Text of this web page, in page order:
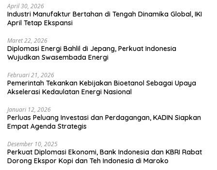
April 30, 2026
Industri Manufaktur Bertahan di Tengah Dinamika Global, IKI
April Tetap Ekspansi
Maret 22, 2026
Diplomasi Energi Bahlil di Jepang, Perkuat Indonesia
Wujudkan Swasembada Energi
Februari 21, 2026
Pemerintah Tekankan Kebijakan Bioetanol Sebagai Upaya
Akselerasi Kedaulatan Energi Nasional
Januari 12, 2026
Perluas Peluang Investasi dan Perdagangan, KADIN Siapkan
Empat Agenda Strategis
Desember 10, 2025
Perkuat Diplomasi Ekonomi, Bank Indonesia dan KBRI Rabat
Dorong Ekspor Kopi dan Teh Indonesia di Maroko